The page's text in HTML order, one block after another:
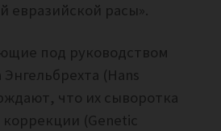
евразийской расы».
под руководством
(Hans
что их сыворотка
(Genetic